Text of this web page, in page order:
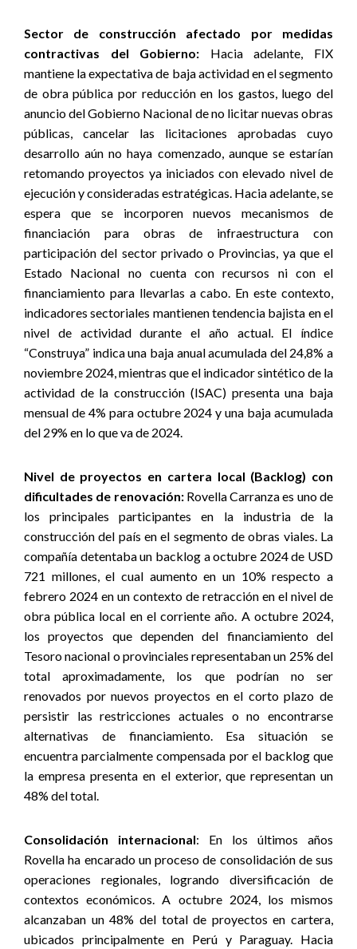
Sector de construcción afectado por medidas
contractivas del Gobierno: Hacia adelante, FIX
mantiene la expectativa de baja actividad en el segmento
de obra pública por reducción en los gastos, luego del
anuncio del Gobierno Nacional de no licitar nuevas obras
públicas, cancelar las licitaciones aprobadas cuyo
desarrollo aún no haya comenzado, aunque se estarían
retomando proyectos ya iniciados con elevado nivel de
ejecución y consideradas estratégicas. Hacia adelante, se
espera que se incorporen nuevos mecanismos de
financiación para obras de infraestructura con
participación del sector privado o Provincias, ya que el
Estado Nacional no cuenta con recursos ni con el
financiamiento para llevarlas a cabo. En este contexto,
indicadores sectoriales mantienen tendencia bajista en el
nivel de actividad durante el año actual. El índice
“Construya” indica una baja anual acumulada del 24,8% a
noviembre 2024, mientras que el indicador sintético de la
actividad de la construcción (ISAC) presenta una baja
mensual de 4% para octubre 2024 y una baja acumulada
del 29% en lo que va de 2024.
Nivel de proyectos en cartera local (Backlog) con
dificultades de renovación: Rovella Carranza es uno de
los principales participantes en la industria de la
construcción del país en el segmento de obras viales. La
compañía detentaba un backlog a octubre 2024 de USD
721 millones, el cual aumento en un 10% respecto a
febrero 2024 en un contexto de retracción en el nivel de
obra pública local en el corriente año. A octubre 2024,
los proyectos que dependen del financiamiento del
Tesoro nacional o provinciales representaban un 25% del
total aproximadamente, los que podrían no ser
renovados por nuevos proyectos en el corto plazo de
persistir las restricciones actuales o no encontrarse
alternativas de financiamiento. Esa situación se
encuentra parcialmente compensada por el backlog que
la empresa presenta en el exterior, que representan un
48% del total.
Consolidación internacional: En los últimos años
Rovella ha encarado un proceso de consolidación de sus
operaciones regionales, logrando diversificación de
contextos económicos. A octubre 2024, los mismos
alcanzaban un 48% del total de proyectos en cartera,
ubicados principalmente en Perú y Paraguay. Hacia